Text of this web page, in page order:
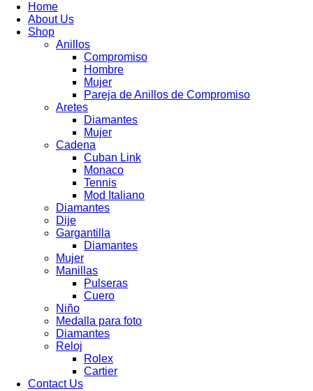
Home
About Us
Shop
Anillos
Compromiso
Hombre
Mujer
Pareja de Anillos de Compromiso
Aretes
Diamantes
Mujer
Cadena
Cuban Link
Monaco
Tennis
Mod Italiano
Diamantes
Dije
Gargantilla
Diamantes
Mujer
Manillas
Pulseras
Cuero
Niño
Medalla para foto
Diamantes
Reloj
Rolex
Cartier
Contact Us